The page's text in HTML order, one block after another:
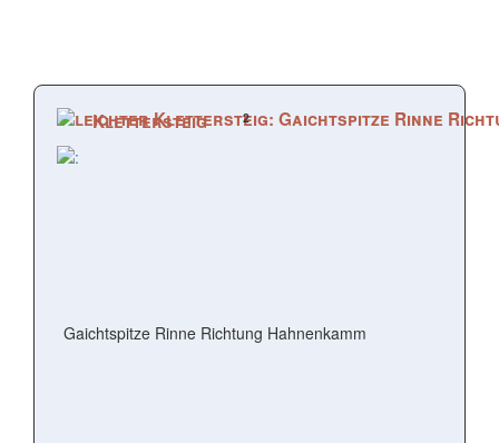
Klettersteig 2
Gaichtspitze Rinne Richtung Hahnenkamm